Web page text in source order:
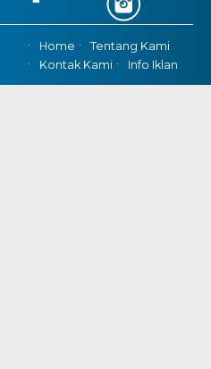
Home
Tentang Kami
Kontak Kami
Info Iklan